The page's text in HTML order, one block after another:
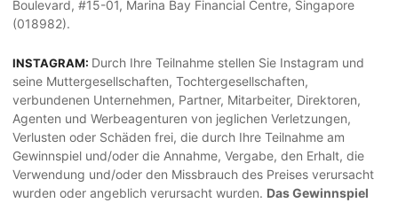
Boulevard, #15-01, Marina Bay Financial Centre, Singapore
(018982).
INSTAGRAM: Durch Ihre Teilnahme stellen Sie Instagram und
seine Muttergesellschaften, Tochtergesellschaften,
verbundenen Unternehmen, Partner, Mitarbeiter, Direktoren,
Agenten und Werbeagenturen von jeglichen Verletzungen,
Verlusten oder Schäden frei, die durch Ihre Teilnahme am
Gewinnspiel und/oder die Annahme, Vergabe, den Erhalt, die
Verwendung und/oder den Missbrauch des Preises verursacht
wurden oder angeblich verursacht wurden. Das Gewinnspiel